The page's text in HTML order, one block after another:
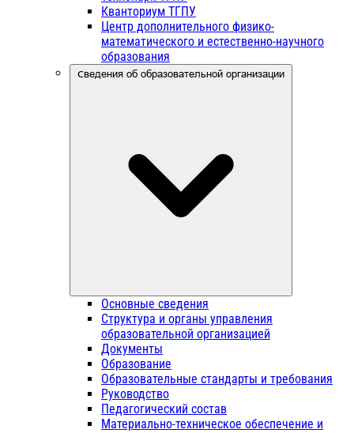
Кванториум ТГПУ
Центр дополнительного физико-
математического и естественно-научного
образования
Сведения об образовательной организации
Основные сведения
Структура и органы управления
образовательной организацией
Документы
Образование
Образовательные стандарты и требования
Руководство
Педагогический состав
Материально-техническое обеспечение и